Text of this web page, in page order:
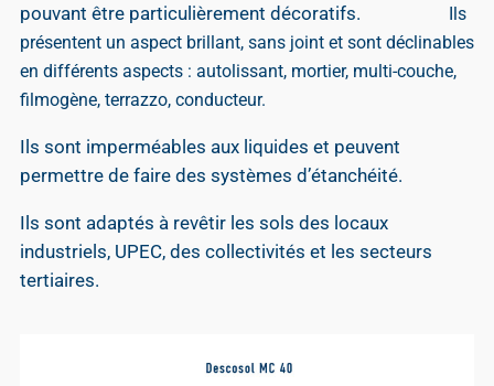
pouvant être particulièrement décoratifs. Ils
présentent un aspect brillant, sans joint et sont déclinables
en différents aspects : autolissant, mortier, multi-couche,
filmogène, terrazzo, conducteur.
Ils sont imperméables aux liquides et peuvent
permettre de faire des systèmes d’étanchéité.
Ils sont adaptés à revêtir les sols des locaux
industriels, UPEC, des collectivités et les secteurs
tertiaires.